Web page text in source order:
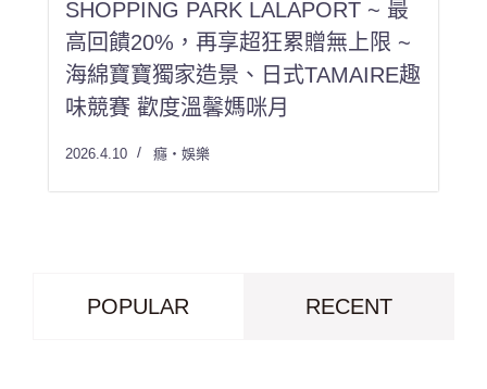
SHOPPING PARK LALAPORT ~ 最
高回饋20%，再享超狂累贈無上限 ~
海綿寶寶獨家造景、日式TAMAIRE趣
味競賽 歡度溫馨媽咪月
2026.4.10 癮・娛樂
POPULAR RECENT